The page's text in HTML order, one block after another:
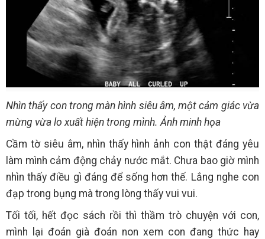
Nhìn thấy con trong màn hình siêu âm, một cảm giác vừa
mừng vừa lo xuất hiện trong mình. Ảnh minh họa
Cầm tờ siêu âm, nhìn thấy hình ảnh con thật đáng yêu
làm mình cảm động chảy nước mắt. Chưa bao giờ mình
nhìn thấy điều gì đáng để sống hơn thế. Lắng nghe con
đạp trong bụng mà trong lòng thấy vui vui.
Tối tối, hết đọc sách rồi thì thầm trò chuyện với con,
mình lại đoán già đoán non xem con đang thức hay